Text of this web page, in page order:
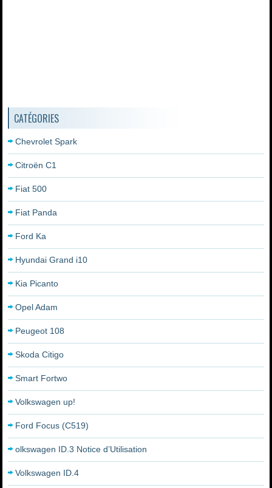
CATÉGORIES
Chevrolet Spark
Citroën C1
Fiat 500
Fiat Panda
Ford Ka
Hyundai Grand i10
Kia Picanto
Opel Adam
Peugeot 108
Skoda Citigo
Smart Fortwo
Volkswagen up!
Ford Focus (C519)
olkswagen ID.3 Notice d’Utilisation
Volkswagen ID.4